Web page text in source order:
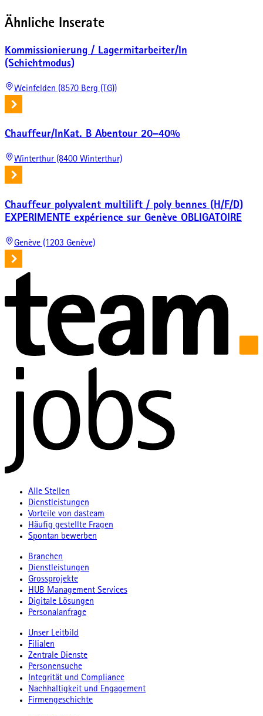
Ähnliche Inserate
Kommissionierung / Lagermitarbeiter/In
(Schichtmodus)
Weinfelden (8570 Berg (TG))
Chauffeur/InKat. B Abentour 20–40%
Winterthur (8400 Winterthur)
Chauffeur polyvalent multilift / poly bennes (H/F/D)
EXPERIMENTE expérience sur Genève OBLIGATOIRE
Genève (1203 Genève)
Alle Stellen
Dienstleistungen
Vorteile von dasteam
Häufig gestellte Fragen
Spontan bewerben
Branchen
Dienstleistungen
Grossprojekte
HUB Management Services
Digitale Lösungen
Personalanfrage
Unser Leitbild
Filialen
Zentrale Dienste
Personensuche
Integrität und Compliance
Nachhaltigkeit und Engagement
Firmengeschichte